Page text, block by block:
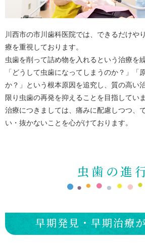
川西市の市川歯科医院では、できるだけや
療を重視しております。
虫歯を削って詰め物を入れるという治療を
「どうして虫歯になってしまうのか？」「
か？」という根本原因を追究し、質の高い
限り虫歯の再発を抑えることを目指していま
治療につきましては、痛みに配慮しつつ、
い・抜かないことを心がけております。
虫歯の進
早期発見・早期治療